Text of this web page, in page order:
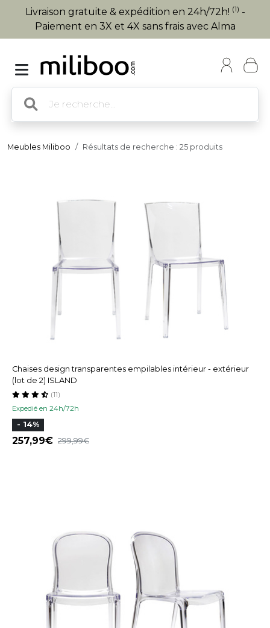
Livraison gratuite & expédition en 24h/72h! (1) -
Paiement en 3X et 4X sans frais avec Alma
Meubles Miliboo Résultats de recherche : 25 produits
Chaises design transparentes empilables intérieur - extérieur
(lot de 2) ISLAND
Expedié en 24h/72h
(11)
- 14%
257,99 299,99